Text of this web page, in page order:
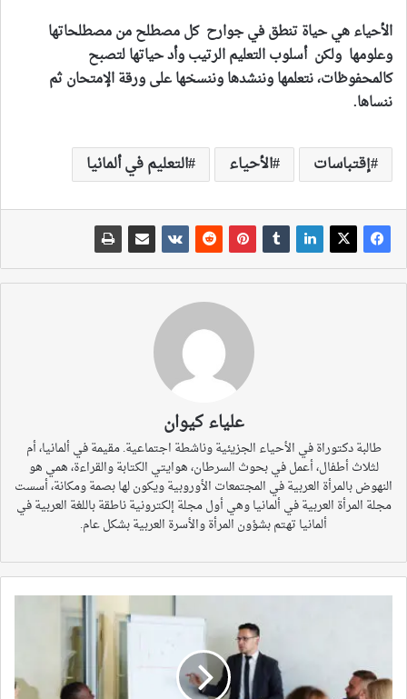
الأحياء هي حياة تنطق في جوارح كل مصطلح من مصطلحاتها
وعلومها ولكن أسلوب التعليم الرتيب وأد حياتها لتصبح
كالمحفوظات، نتعلمها وننشدها وننسخها على ورقة الإمتحان ثم
ننساها.
إقتباسات الأحياء التعليم في ألمانيا
علياء كيوان
طالبة دكتوراة في الأحياء الجزيئية وناشطة اجتماعية. مقيمة في ألمانيا، أم
لثلاث أطفال، أعمل في بحوث السرطان، هوايتي الكتابة والقراءة، همي هو
النهوض بالمرأة العربية في المجتمعات الأوروبية ويكون لها بصمة ومكانة، أسست
مجلة المرأة العربية في ألمانيا وهي أول مجلة إلكترونية ناطقة باللغة العربية في
ألمانيا تهتم بشؤون المرأة والأسرة العربية بشكل عام.